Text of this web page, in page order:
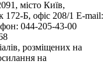
місто Київ,
Б, офіс 208/1 E-mail:
044-205-43-00
розміщених на
на